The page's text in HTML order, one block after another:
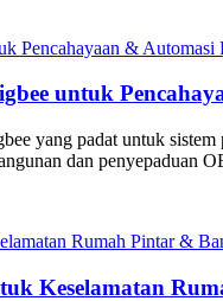
untuk
yang padat untuk
dan penyepaduan
Keselamatan